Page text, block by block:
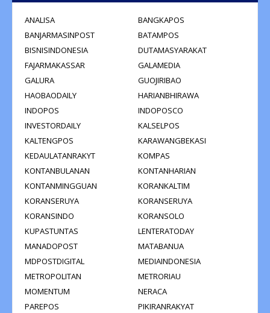
ANALISA
BANGKAPOS
BANJARMASINPOST
BATAMPOS
BISNISINDONESIA
DUTAMASYARAKAT
FAJARMAKASSAR
GALAMEDIA
GALURA
GUOJIRIBAO
HAOBAODAILY
HARIANBHIRAWA
INDOPOS
INDOPOSCO
INVESTORDAILY
KALSELPOS
KALTENGPOS
KARAWANGBEKASI
KEDAULATANRAKYT
KOMPAS
KONTANBULANAN
KONTANHARIAN
KONTANMINGGUAN
KORANKALTIM
KORANSERUYA
KORANSERUYA
KORANSINDO
KORANSOLO
KUPASTUNTAS
LENTERATODAY
MANADOPOST
MATABANUA
MDPOSTDIGITAL
MEDIAINDONESIA
METROPOLITAN
METRORIAU
MOMENTUM
NERACA
PAREPOS
PIKIRANRAKYAT